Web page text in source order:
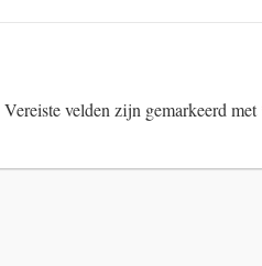
Vereiste velden zijn gemarkeerd met